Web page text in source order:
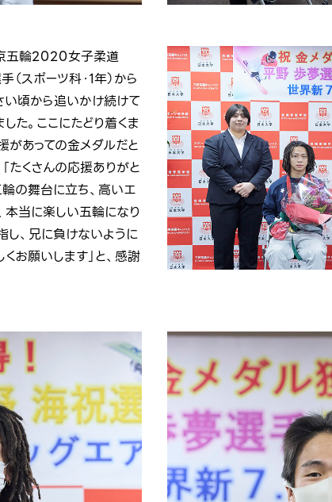
五輪2020女子柔道
スポーツ科・1年）から
い頃から追いかけ続けて
た。ここにたどり着くま
があっての金メダルだと
たくさんの応援ありがと
の舞台に立ち、高いエ
本当に楽しい五輪になり
し、兄に負けないように
お願いします」と、感謝